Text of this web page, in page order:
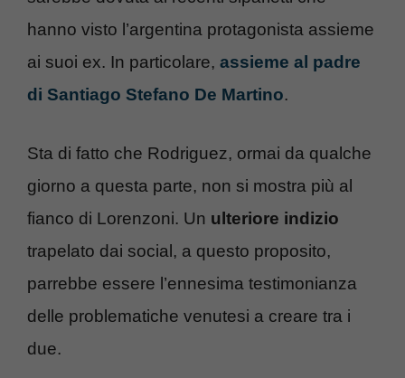
hanno visto l’argentina protagonista assieme
ai suoi ex. In particolare, assieme al padre
di Santiago Stefano De Martino.
Sta di fatto che Rodriguez, ormai da qualche
giorno a questa parte, non si mostra più al
fianco di Lorenzoni. Un ulteriore indizio
trapelato dai social, a questo proposito,
parrebbe essere l’ennesima testimonianza
delle problematiche venutesi a creare tra i
due.